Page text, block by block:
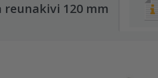
120 mm